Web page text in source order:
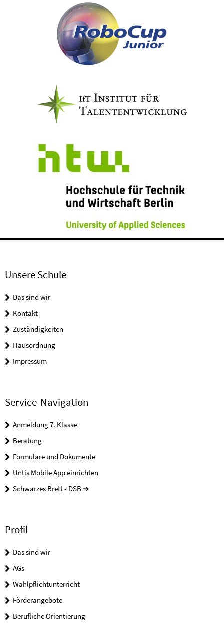
Unsere Schule
Das sind wir
Kontakt
Zuständigkeiten
Hausordnung
Impressum
Service-Navigation
Anmeldung 7. Klasse
Beratung
Formulare und Dokumente
Untis Mobile App einrichten
Schwarzes Brett - DSB ➔
Profil
Das sind wir
AGs
Wahlpflichtunterricht
Förderangebote
Berufliche Orientierung